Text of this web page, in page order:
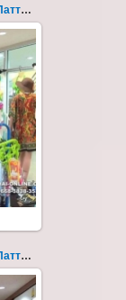
Ко Самет отель Sea Breeze тур из Паттайи фото 127
с
Ао
Ко Самет отель Sea Breeze тур из Паттайи фото 128